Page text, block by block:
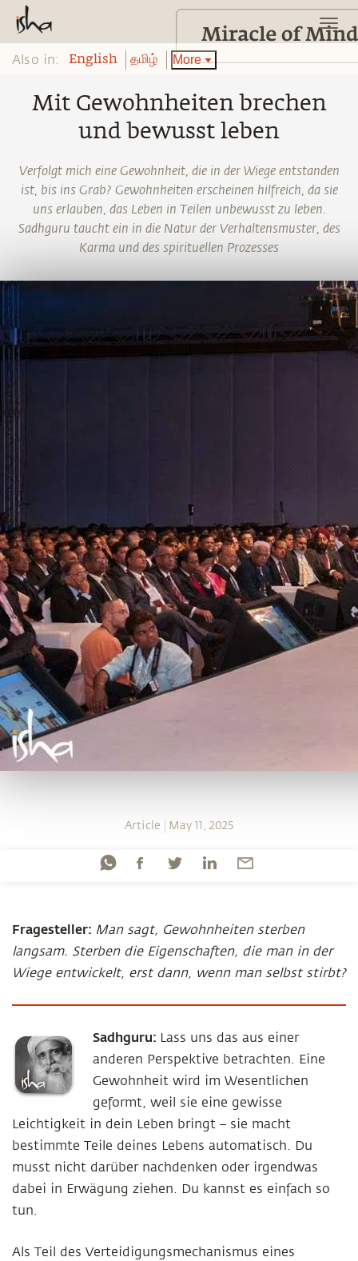
Also in: English தமிழ் More
Mit Gewohnheiten brechen
und bewusst leben
Verfolgt mich eine Gewohnheit, die in der Wiege entstanden
ist, bis ins Grab? Gewohnheiten erscheinen hilfreich, da sie
uns erlauben, das Leben in Teilen unbewusst zu leben.
Sadhguru taucht ein in die Natur der Verhaltensmuster, des
Karma und des spirituellen Prozesses
Article May 11, 2025
Fragesteller: Man sagt, Gewohnheiten sterben
langsam. Sterben die Eigenschaften, die man in der
Wiege entwickelt, erst dann, wenn man selbst stirbt?
Sadhguru: Lass uns das aus einer
anderen Perspektive betrachten. Eine
Gewohnheit wird im Wesentlichen
geformt, weil sie eine gewisse
Leichtigkeit in dein Leben bringt – sie macht
bestimmte Teile deines Lebens automatisch. Du
musst nicht darüber nachdenken oder irgendwas
dabei in Erwägung ziehen. Du kannst es einfach so
tun.
Als Teil des Verteidigungsmechanismus eines